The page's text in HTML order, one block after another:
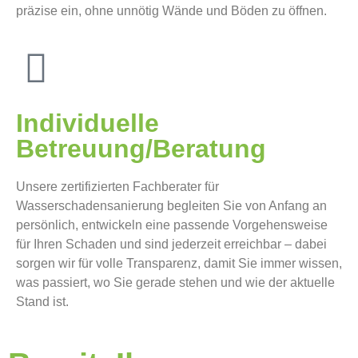
präzise ein, ohne unnötig Wände und Böden zu öffnen.
Individuelle
Betreuung/Beratung
Unsere zertifizierten Fachberater für
Wasserschadensanierung begleiten Sie von Anfang an
persönlich, entwickeln eine passende Vorgehensweise
für Ihren Schaden und sind jederzeit erreichbar – dabei
sorgen wir für volle Transparenz, damit Sie immer wissen,
was passiert, wo Sie gerade stehen und wie der aktuelle
Stand ist.